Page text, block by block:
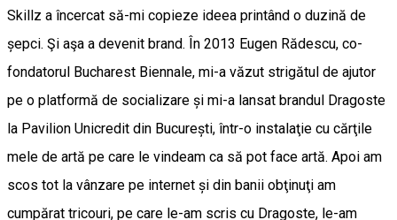
Skillz a încercat să-mi copieze ideea printând o duzină de
șepci. Şi aşa a devenit brand. În 2013 Eugen Rădescu, co-
fondatorul Bucharest Biennale, mi-a văzut strigătul de ajutor
pe o platformă de socializare și mi-a lansat brandul Dragoste
la Pavilion Unicredit din București, într-o instalaţie cu cărţile
mele de artă pe care le vindeam ca să pot face artă. Apoi am
scos tot la vânzare pe internet și din banii obţinuţi am
cumpărat tricouri, pe care le-am scris cu Dragoste, le-am